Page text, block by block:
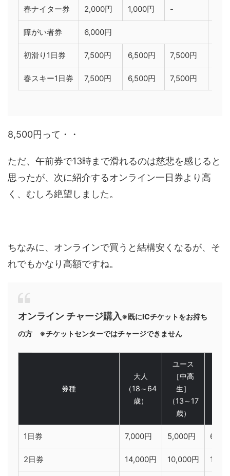
春ナイター券 2,000円 1,000円 -
障がい者券 6,000円
初滑り1日券 7,500円 6,500円 7,500円
春スキー1日券 7,500円 6,500円 7,500円
8,500円って・・
ただ、午前券で13時まで滑れるのは慈悲を感じると
思ったが、次に紹介するオンライン一日券より高
く、むしろ絶望しました。
ちなみに、オンラインで買うと結構安くなるが、そ
れでもかなり高額ですね。
オンライン チャージ購入※既にICチケットをお持ち
の方 ※チケットセンターではチャージできません
券種
大人
（18～64
歳）
ユース
［中高
生］
（13～17
歳）
1日券 7,000円 5,000円
2日券 14,000円 10,000円